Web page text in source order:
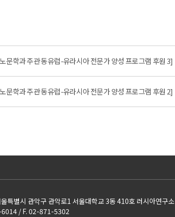
문학과 주관 동유럽-유라시아 전문가 양성 프로그램 후원 3]
문학과 주관 동유럽-유라시아 전문가 양성 프로그램 후원 2]
특별시 관악구 관악로1 서울대학교 3동 410호 러시아연구소
/ F. 02-871-5302